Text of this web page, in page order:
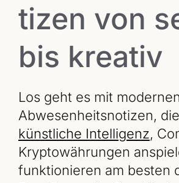
tizen von
bis kreativ
Los geht es mit
Abwesenheitsnotizen,
künstliche Intelligenz,
Kryptowährungen
funktionieren am besten